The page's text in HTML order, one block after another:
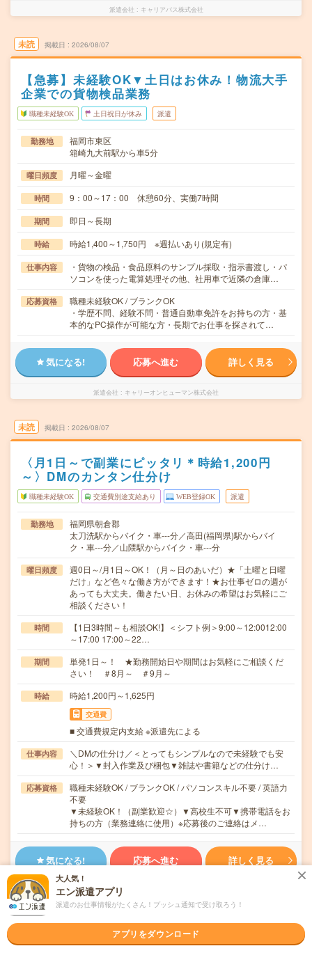
派遣会社 キャリアパス株式会社
未読 掲載日 2026/08/07
【急募】未経験OK▼土日はお休み！物流大手
企業での貨物検品業務
職種未経験OK 土日祝日が休み 派遣
勤務地
福岡市東区
箱崎九大前駅から車5分
曜日頻度 月曜～金曜
時間 9：00～17：00 休憩60分、実働7時間
期間 即日～長期
時給 時給1,400～1,750円 ※週払いあり(規定有)
仕事内容
・貨物の検品・食品原料のサンプル採取・指示書渡し・パ
ソコンを使った電算処理その他、社用車で近隣の倉庫…
応募資格
職種未経験OK / ブランクOK
・学歴不問、経験不問・普通自動車免許をお持ちの方・基
本的なPC操作が可能な方・長期でお仕事を探されて…
気になる! 応募へ進む 詳しく見る
派遣会社 キャリーオンヒューマン株式会社
未読 掲載日 2026/08/07
〈月1日～で副業にピッタリ＊時給1,200円
～〉DMのカンタン仕分け
職種未経験OK 交通費別途支給あり WEB登録OK 派遣
勤務地
福岡県朝倉郡
太刀洗駅からバイク・車---分／高田(福岡県)駅からバイ
ク・車---分／山隈駅からバイク・車---分
曜日頻度
週0日～/月1日～OK！（月～日のあいだ）★「土曜と日曜
だけ」など色々な働き方ができます！★お仕事ゼロの週が
あっても大丈夫。働きたい日、お休みの希望はお気軽にご
相談ください！
時間
【1日3時間～も相談OK!】＜シフト例＞9:00～12:0012:00
～17:00 17:00～22…
期間
単発1日～！ ★勤務開始日や期間はお気軽にご相談くだ
さい！ ＃8月～ ＃9月～
時給 時給1,200円～1,625円
交通費
■ 交通費規定内支給 ※派遣先による
仕事内容
＼DMの仕分け／＜とってもシンプルなので未経験でも安
心！＞▼封入作業及び梱包▼雑誌や書籍などの仕分け…
応募資格
職種未経験OK / ブランクOK / パソコンスキル不要 / 英語力
不要
▼未経験OK！（副業歓迎☆）▼高校生不可▼携帯電話をお
持ちの方（業務連絡に使用）※応募後のご連絡はメ…
気になる! 応募へ進む 詳しく見る
派遣会社 株式会社バイトレ（キャムコムグループ）
未読 掲載日 2026/08/07
大人気！
エン派遣アプリ
派遣のお仕事情報がたくさん！プッシュ通知で受け取ろう！
アプリをダウンロード